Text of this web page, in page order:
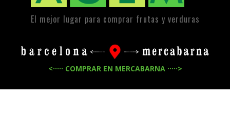
El mejor lugar para comprar frutas y verduras
<····· COMPRAR EN MERCABARNA ·····>